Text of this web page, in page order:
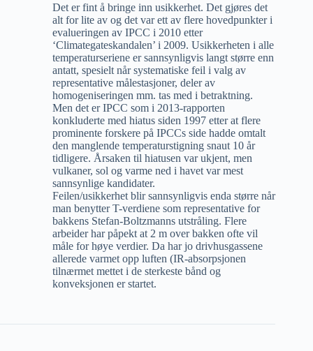
Det er fint å bringe inn usikkerhet. Det gjøres det
alt for lite av og det var ett av flere hovedpunkter i
evalueringen av IPCC i 2010 etter
‘Climategateskandalen’ i 2009. Usikkerheten i alle
temperaturseriene er sannsynligvis langt større enn
antatt, spesielt når systematiske feil i valg av
representative målestasjoner, deler av
homogeniseringen mm. tas med i betraktning.
Men det er IPCC som i 2013-rapporten
konkluderte med hiatus siden 1997 etter at flere
prominente forskere på IPCCs side hadde omtalt
den manglende temperaturstigning snaut 10 år
tidligere. Årsaken til hiatusen var ukjent, men
vulkaner, sol og varme ned i havet var mest
sannsynlige kandidater.
Feilen/usikkerhet blir sannsynligvis enda større når
man benytter T-verdiene som representative for
bakkens Stefan-Boltzmanns utstråling. Flere
arbeider har påpekt at 2 m over bakken ofte vil
måle for høye verdier. Da har jo drivhusgassene
allerede varmet opp luften (IR-absorpsjonen
tilnærmet mettet i de sterkeste bånd og
konveksjonen er startet.